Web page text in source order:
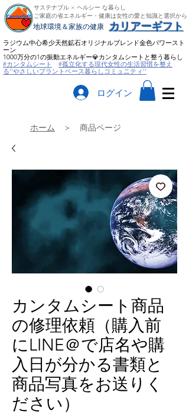
​地球環境＆家族の健康 ​カリアーギフト
サステナブル × ヘルシー な暮らし
ご家庭の省エネルギー・健康は女性の愛と知識と選択から
ラジウム中心希少天然鉱石オリジナルブレンド金色パワースト
ーン
​1000万分の1の振動エネルギー💎カンタムシートと整う暮らし
#カンタムシート
#孤立化する現代女性の生活習慣を整え
る''やさしいプラントベース暮らしコミュニティ''
ログイン
ホーム ＞ 商品ページ
カンタムシート商品
の修理依頼（購入前
にLINE＠で店名や購
入日が分かる書類と
商品写真をお送りく
ださい）